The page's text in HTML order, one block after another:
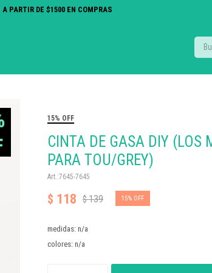
A PARTIR DE $1500 EN COMPRAS
15% OFF
CINTA DE GASA DIY (LOS
PARA TOU/GREY)
7645-7645
$ 118 $139 15
medidas: n/a
colores: n/a